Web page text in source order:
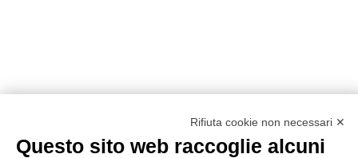
Rifiuta cookie non necessari ✕
Questo sito web raccoglie alcuni